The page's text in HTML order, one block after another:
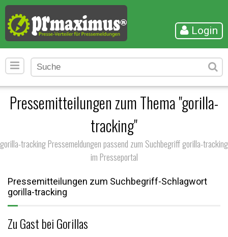
Login
Pressemitteilungen zum Thema "gorilla-
tracking"
gorilla-tracking Pressemeldungen passend zum Suchbegriff gorilla-tracking
im Presseportal
Pressemitteilungen zum Suchbegriff-Schlagwort
gorilla-tracking
Zu Gast bei Gorillas